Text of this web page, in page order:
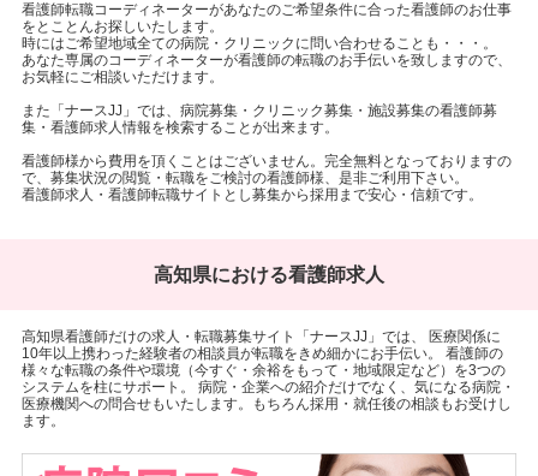
看護師転職コーディネーターがあなたのご希望条件に合った看護師のお仕事
をとことんお探しいたします。
時にはご希望地域全ての病院・クリニックに問い合わせることも・・・。
あなた専属のコーディネーターが看護師の転職のお手伝いを致しますので、
お気軽にご相談いただけます。
また「ナースJJ」では、病院募集・クリニック募集・施設募集の看護師募
集・看護師求人情報を検索することが出来ます。
看護師様から費用を頂くことはございません。完全無料となっておりますの
で、募集状況の閲覧・転職をご検討の看護師様、是非ご利用下さい。
看護師求人・看護師転職サイトとし募集から採用まで安心・信頼です。
高知県における看護師求人
高知県看護師だけの求人・転職募集サイト「ナースJJ」では、 医療関係に
10年以上携わった経験者の相談員が転職をきめ細かにお手伝い。 看護師の
様々な転職の条件や環境（今すぐ・余裕をもって・地域限定など）を3つの
システムを柱にサポート。 病院・企業への紹介だけでなく、気になる病院・
医療機関への問合せもいたします。もちろん採用・就任後の相談もお受けし
ます。